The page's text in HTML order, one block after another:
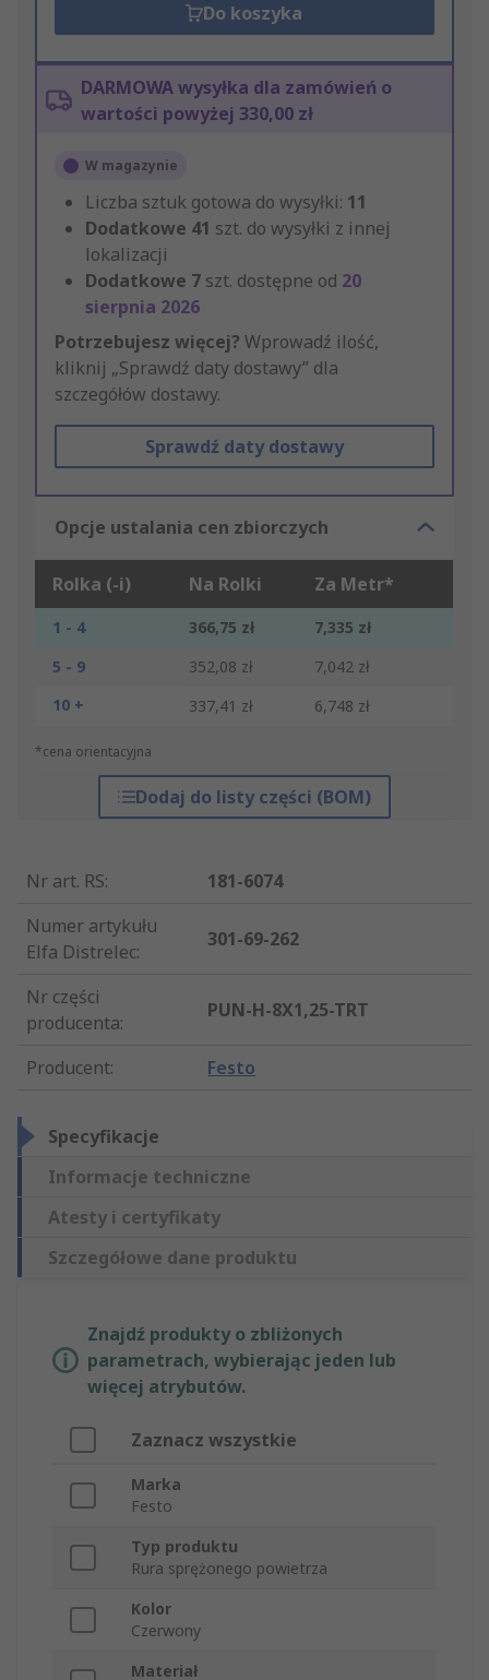
Do koszyka
DARMOWA wysyłka dla zamówień o
wartości powyżej 330,00 zł
W magazynie
Liczba sztuk gotowa do wysyłki: 11
Dodatkowe 41 szt. do wysyłki z innej
lokalizacji
Dodatkowe 7 szt. dostępne od 20
sierpnia 2026
Potrzebujesz więcej? Wprowadź ilość,
kliknij „Sprawdź daty dostawy” dla
szczegółów dostawy.
Sprawdź daty dostawy
Opcje ustalania cen zbiorczych
Rolka (-i) Na Rolki Za Metr*
1 - 4 366,75 zł
7,335 zł
5 - 9
352,08 zł
7,042 zł
10 +
337,41 zł 6,748 zł
*cena orientacyjna
Dodaj do listy części (BOM)
Nr art. RS:
181-6074
Numer artykułu
Elfa Distrelec:
301-69-262
Nr części
producenta:
PUN-H-8X1,25-TRT
Producent: Festo
Specyfikacje
Informacje techniczne
Atesty i certyfikaty
Szczegółowe dane produktu
Znajdź produkty o zbliżonych
parametrach, wybierając jeden lub
więcej atrybutów.
Zaznacz wszystkie
Marka
Festo
Typ produktu
Rura sprężonego powietrza
Kolor
Czerwony
Materiał